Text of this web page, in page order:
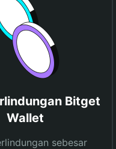
Bitget
Wallet
sebesar